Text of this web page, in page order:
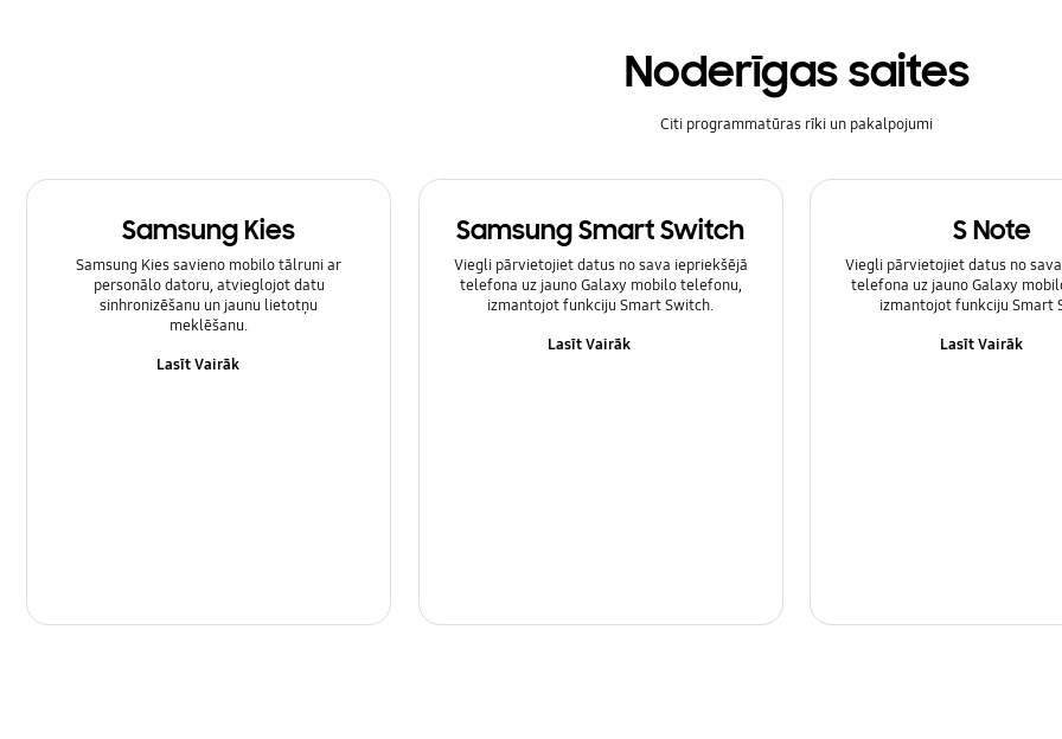
Noderīgas saites
Citi programmatūras rīki un pakalpojumi
Samsung Kies
Samsung Kies savieno mobilo tālruni ar
personālo datoru, atvieglojot datu
sinhronizēšanu un jaunu lietotņu
meklēšanu.
Lasīt Vairāk
Samsung Smart Switch
Viegli pārvietojiet datus no sava iepriekšējā
telefona uz jauno Galaxy mobilo telefonu,
izmantojot funkciju Smart Switch.
Lasīt Vairāk
S Note
Viegli pārvietojiet datus no
telefona uz jauno Galaxy
izmantojot funkciju Smart
Lasīt Vairāk